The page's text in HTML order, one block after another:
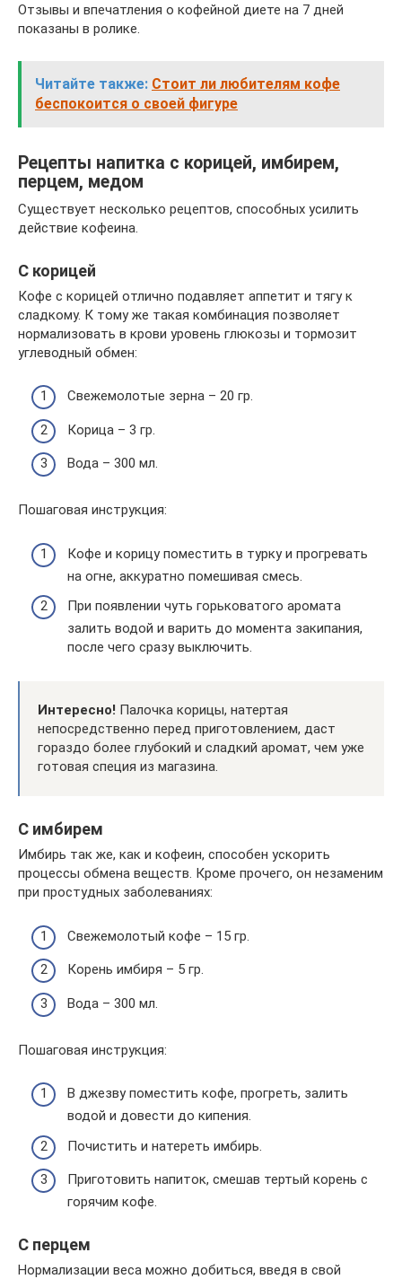
Отзывы и впечатления о кофейной диете на 7 дней
показаны в ролике.
Читайте также: Стоит ли любителям кофе
беспокоится о своей фигуре
Рецепты напитка с корицей, имбирем,
перцем, медом
Существует несколько рецептов, способных усилить
действие кофеина.
С корицей
Кофе с корицей отлично подавляет аппетит и тягу к
сладкому. К тому же такая комбинация позволяет
нормализовать в крови уровень глюкозы и тормозит
углеводный обмен:
Свежемолотые зерна – 20 гр.
Корица – 3 гр.
Вода – 300 мл.
Пошаговая инструкция:
Кофе и корицу поместить в турку и прогревать
на огне, аккуратно помешивая смесь.
При появлении чуть горьковатого аромата
залить водой и варить до момента закипания,
после чего сразу выключить.
Интересно! Палочка корицы, натертая
непосредственно перед приготовлением, даст
гораздо более глубокий и сладкий аромат, чем уже
готовая специя из магазина.
С имбирем
Имбирь так же, как и кофеин, способен ускорить
процессы обмена веществ. Кроме прочего, он незаменим
при простудных заболеваниях:
Свежемолотый кофе – 15 гр.
Корень имбиря – 5 гр.
Вода – 300 мл.
Пошаговая инструкция:
В джезву поместить кофе, прогреть, залить
водой и довести до кипения.
Почистить и натереть имбирь.
Приготовить напиток, смешав тертый корень с
горячим кофе.
С перцем
Нормализации веса можно добиться, введя в свой